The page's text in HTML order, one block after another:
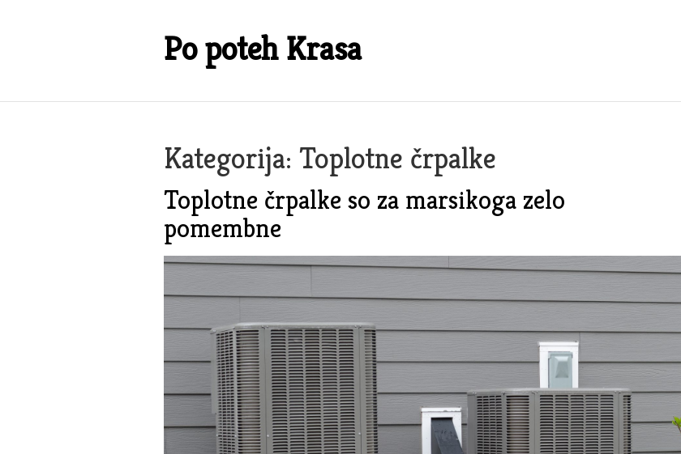
Po poteh Krasa
Kategorija: Toplotne črpalke
Toplotne črpalke so za marsikoga zelo
pomembne